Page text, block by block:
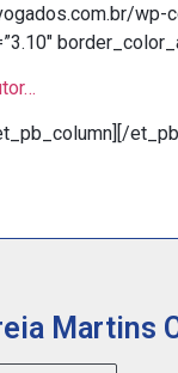
wp-
Martins